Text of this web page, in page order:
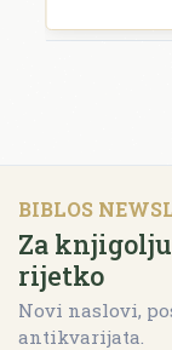
BIBLOS
Za
rijetko
Novi naslovi,
antikvarijata.